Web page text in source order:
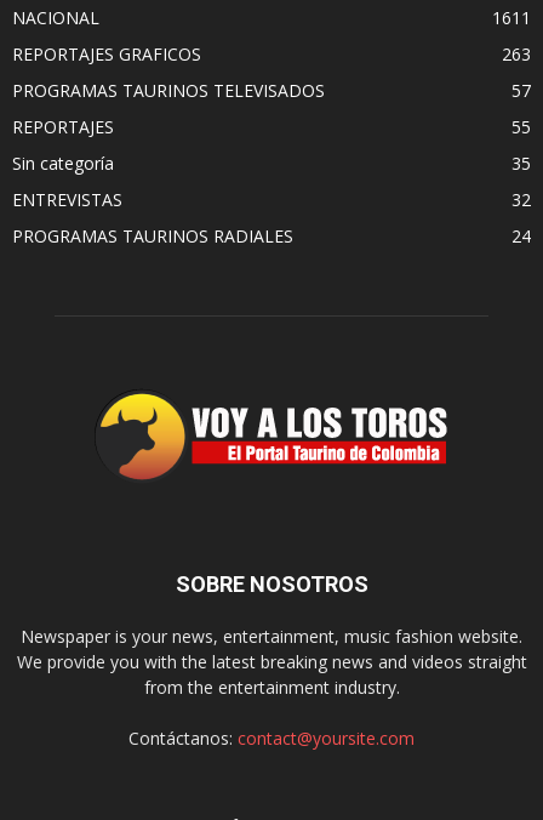
NACIONAL
1611
REPORTAJES GRAFICOS
263
PROGRAMAS TAURINOS TELEVISADOS
57
REPORTAJES
55
Sin categoría
35
ENTREVISTAS
32
PROGRAMAS TAURINOS RADIALES
24
SOBRE NOSOTROS
Newspaper is your news, entertainment, music fashion website.
We provide you with the latest breaking news and videos straight
from the entertainment industry.
Contáctanos: contact@yoursite.com